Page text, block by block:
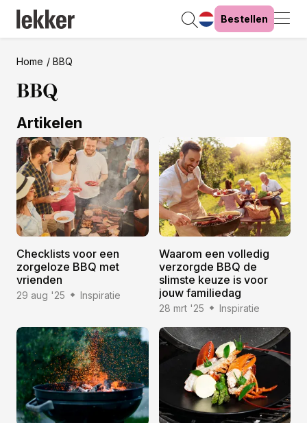
Bestellen
Home BBQ
BBQ
Artikelen
Checklists voor een
zorgeloze BBQ met
vrienden
29 aug '25 Inspiratie
Waarom een volledig
verzorgde BBQ de
slimste keuze is voor
jouw familiedag
28 mrt '25 Inspiratie